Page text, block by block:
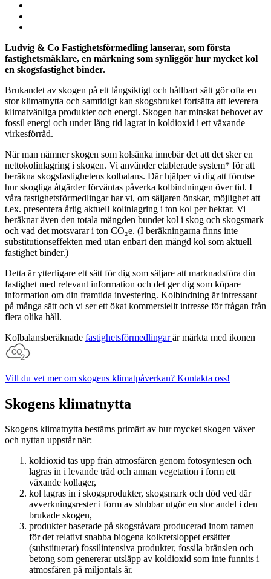
Ludvig & Co Fastighetsförmedling lanserar, som första
fastighetsmäklare, en märkning som synliggör hur mycket kol
en skogsfastighet binder.
Brukandet av skogen på ett långsiktigt och hållbart sätt gör ofta en
stor klimatnytta och samtidigt kan skogsbruket fortsätta att leverera
klimatvänliga produkter och energi. Skogen har minskat behovet av
fossil energi och under lång tid lagrat in koldioxid i ett växande
virkesförråd.
När man nämner skogen som kolsänka innebär det att det sker en
nettokolinlagring i skogen. Vi använder etablerade system* för att
beräkna skogsfastighetens kolbalans. Där hjälper vi dig att förutse
hur skogliga åtgärder förväntas påverka kolbindningen över tid. I
våra fastighetsförmedlingar har vi, om säljaren önskar, möjlighet att
t.ex. presentera årlig aktuell kolinlagring i ton kol per hektar. Vi
beräknar även den totala mängden bundet kol i skog och skogsmark
och vad det motsvarar i ton CO₂e. (I beräkningarna finns inte
substitutionseffekten med utan enbart den mängd kol som aktuell
fastighet binder.)
Detta är ytterligare ett sätt för dig som säljare att marknadsföra din
fastighet med relevant information och det ger dig som köpare
information om din framtida investering. Kolbindning är intressant
på många sätt och vi ser ett ökat kommersiellt intresse för frågan från
flera olika håll.
Kolbalansberäknade fastighetsförmedlingarär märkta med ikonen
Vill du vet mer om skogens klimatpåverkan? Kontakta oss!
Skogens klimatnytta
Skogens klimatnytta bestäms primärt av hur mycket skogen växer
och nyttan uppstår när:
koldioxid tas upp från atmosfären genom fotosyntesen och
lagras in i levande träd och annan vegetation i form ett
växande kollager,
kol lagras in i skogsprodukter, skogsmark och död ved där
avverkningsrester i form av stubbar utgör en stor andel i den
brukade skogen,
produkter baserade på skogsråvara producerad inom ramen
för det relativt snabba biogena kolkretsloppet ersätter
(substituerar) fossilintensiva produkter, fossila bränslen och
betong som genererar utsläpp av koldioxid som inte funnits i
atmosfären på miljontals år.